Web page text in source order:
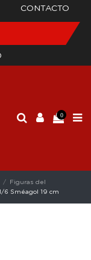
CONTACTO
0
Figuras del
6 Sméagol 19 cm